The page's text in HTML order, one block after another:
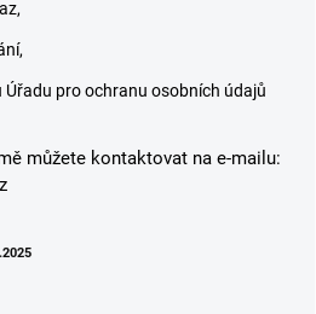
pro ochranu osobních údajů
můžete kontaktovat na e-mailu: